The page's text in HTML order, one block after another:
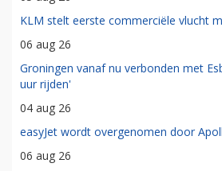
KLM stelt eerste commerciële vlucht
06 aug 26
Groningen vanaf nu verbonden met
uur rijden'
04 aug 26
easyJet wordt overgenomen door
06 aug 26